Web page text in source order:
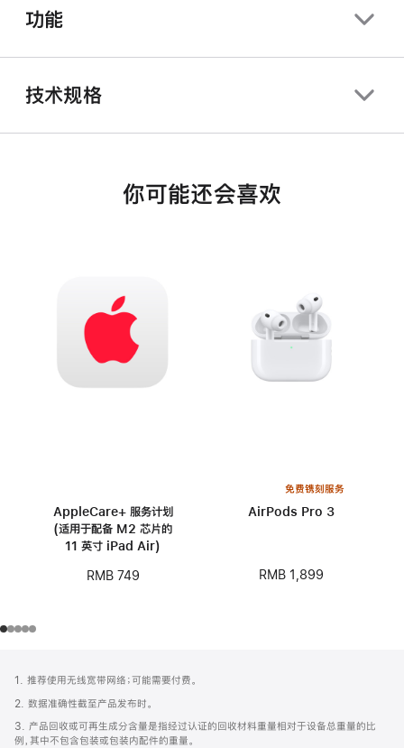
功能
技术规格
你可能还会喜欢
AppleCare+ 服务计划
(适用于配备 M2 芯片的
11 英寸 iPad Air)
RMB 749
免费镌刻服务
AirPods Pro 3
RMB 1,899
页
页
脚
注
1. 推荐使用无线宽带网络；可能需要付费。
2. 数据准确性截至产品发布时。
3. 产品回收或可再生成分含量是指经过认证的回收材料重量相对于设备总重量的比
例，其中不包含包装或包装内配件的重量。